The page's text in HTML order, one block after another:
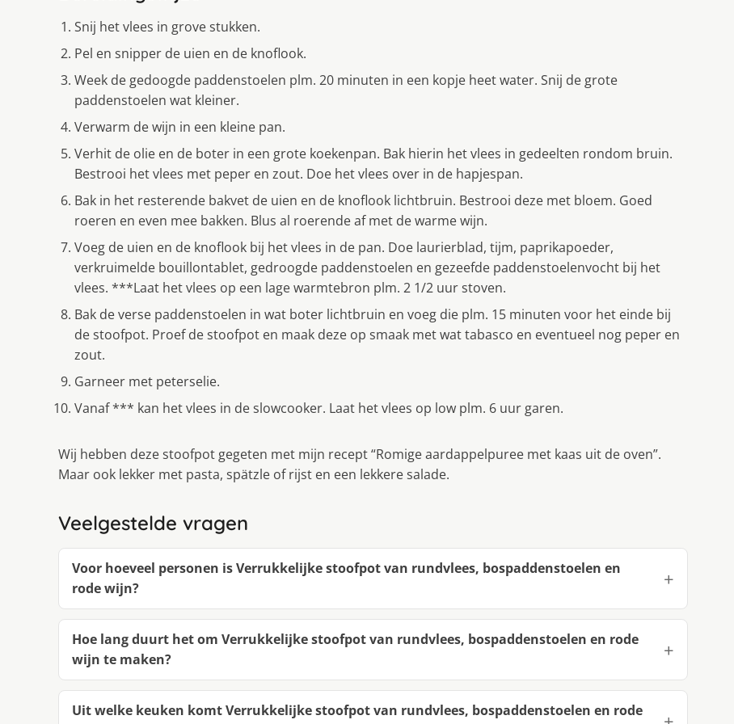
Snij het vlees in grove stukken.
Pel en snipper de uien en de knoflook.
Week de gedoogde paddenstoelen plm. 20 minuten in een kopje heet water. Snij de grote
paddenstoelen wat kleiner.
Verwarm de wijn in een kleine pan.
Verhit de olie en de boter in een grote koekenpan. Bak hierin het vlees in gedeelten rondom bruin.
Bestrooi het vlees met peper en zout. Doe het vlees over in de hapjespan.
Bak in het resterende bakvet de uien en de knoflook lichtbruin. Bestrooi deze met bloem. Goed
roeren en even mee bakken. Blus al roerende af met de warme wijn.
Voeg de uien en de knoflook bij het vlees in de pan. Doe laurierblad, tijm, paprikapoeder,
verkruimelde bouillontablet, gedroogde paddenstoelen en gezeefde paddenstoelenvocht bij het
vlees. ***Laat het vlees op een lage warmtebron plm. 2 1/2 uur stoven.
Bak de verse paddenstoelen in wat boter lichtbruin en voeg die plm. 15 minuten voor het einde bij
de stoofpot. Proef de stoofpot en maak deze op smaak met wat tabasco en eventueel nog peper en
zout.
Garneer met peterselie.
Vanaf *** kan het vlees in de slowcooker. Laat het vlees op low plm. 6 uur garen.
Wij hebben deze stoofpot gegeten met mijn recept “Romige aardappelpuree met kaas uit de oven”.
Maar ook lekker met pasta, spätzle of rijst en een lekkere salade.
Veelgestelde vragen
Voor hoeveel personen is Verrukkelijke stoofpot van rundvlees, bospaddenstoelen en
rode wijn?
Hoe lang duurt het om Verrukkelijke stoofpot van rundvlees, bospaddenstoelen en rode
wijn te maken?
Uit welke keuken komt Verrukkelijke stoofpot van rundvlees, bospaddenstoelen en rode